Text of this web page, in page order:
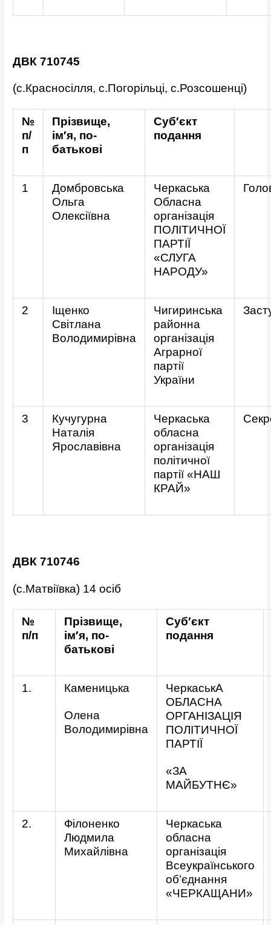
ДВК 710745
(с.Красносілля, с.Погорільці, с.Розсошенці)
№
п/
п
Прізвище,
ім′я, по-
батькові
Суб′єкт
подання
1
Домбровська
Ольга
Олексіївна
Черкаська
Обласна
організація
ПОЛІТИЧНОЇ
ПАРТІЇ
«СЛУГА
НАРОДУ»
2
Іщенко
Світлана
Володимирівна
Чигиринська
районна
організація
Аграрної
партії
України
3
Кучугурна
Наталія
Ярославівна
Черкаська
обласна
організація
політичної
партії «НАШ
КРАЙ»
ДВК 710746
(с.Матвіївка) 14 осіб
№
п/п
Прізвище,
ім′я, по-
батькові
Суб′єкт
подання
1. Каменицька
Олена
Володимирівна
ЧеркаськА
ОБЛАСНА
ОРГАНІЗАЦІЯ
ПОЛІТИЧНОЇ
ПАРТІЇ
«ЗА
МАЙБУТНЄ»
2.
Філоненко
Людмила
Михайлівна
Черкаська
обласна
організація
Всеукраїнського
об’єднання
«ЧЕРКАЩАНИ»